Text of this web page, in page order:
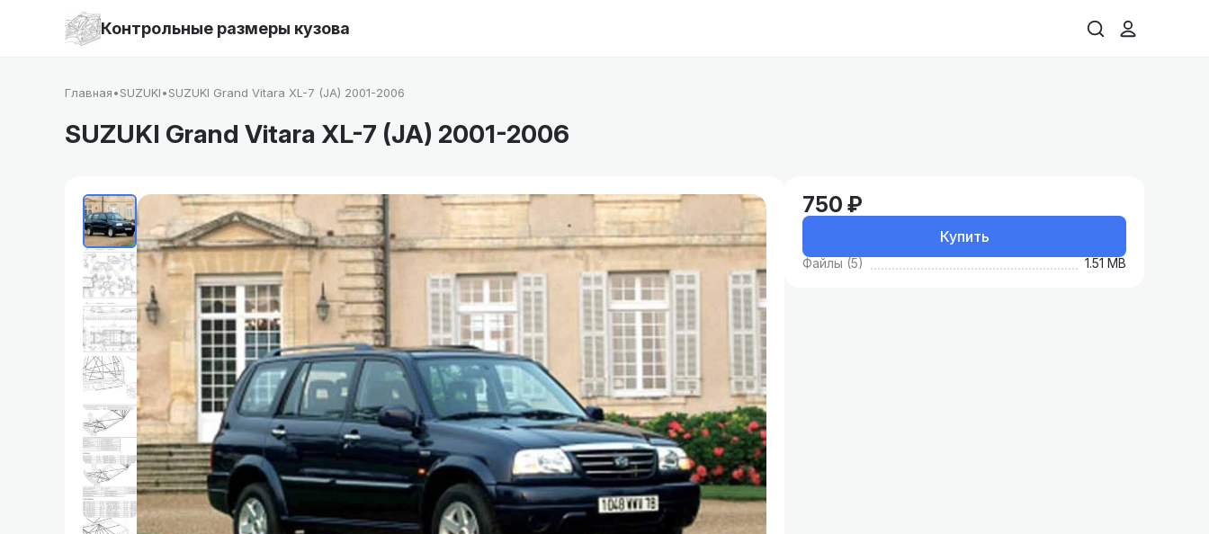
Контрольные размеры кузова
Главная•SUZUKI•SUZUKI Grand Vitara XL-7 (JA) 2001-2006
SUZUKI Grand Vitara XL-7 (JA) 2001-2006
750 ₽
Купить
Файлы (5) 1.51 MB